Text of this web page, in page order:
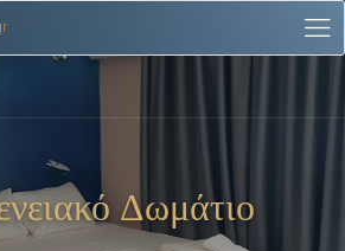
Δωμάτιο